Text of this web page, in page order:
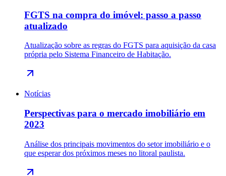
FGTS na compra do imóvel: passo a passo
atualizado
Atualização sobre as regras do FGTS para aquisição da casa
própria pelo Sistema Financeiro de Habitação.
Notícias
Perspectivas para o mercado imobiliário em
2023
Análise dos principais movimentos do setor imobiliário e o
que esperar dos próximos meses no litoral paulista.